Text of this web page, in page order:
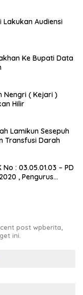
Lakukan Audiensi
Ke Bupati Data
( Kejari )
Hilir
Lamikun Sesepuh
Transfusi Darah
, Pengurus
post wpberita,
ini.